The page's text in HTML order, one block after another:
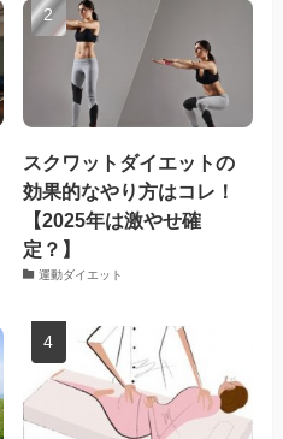
スクワットダイエットの
効果的なやり方はコレ！
【2025年は激やせ確
定？】
運動ダイエット